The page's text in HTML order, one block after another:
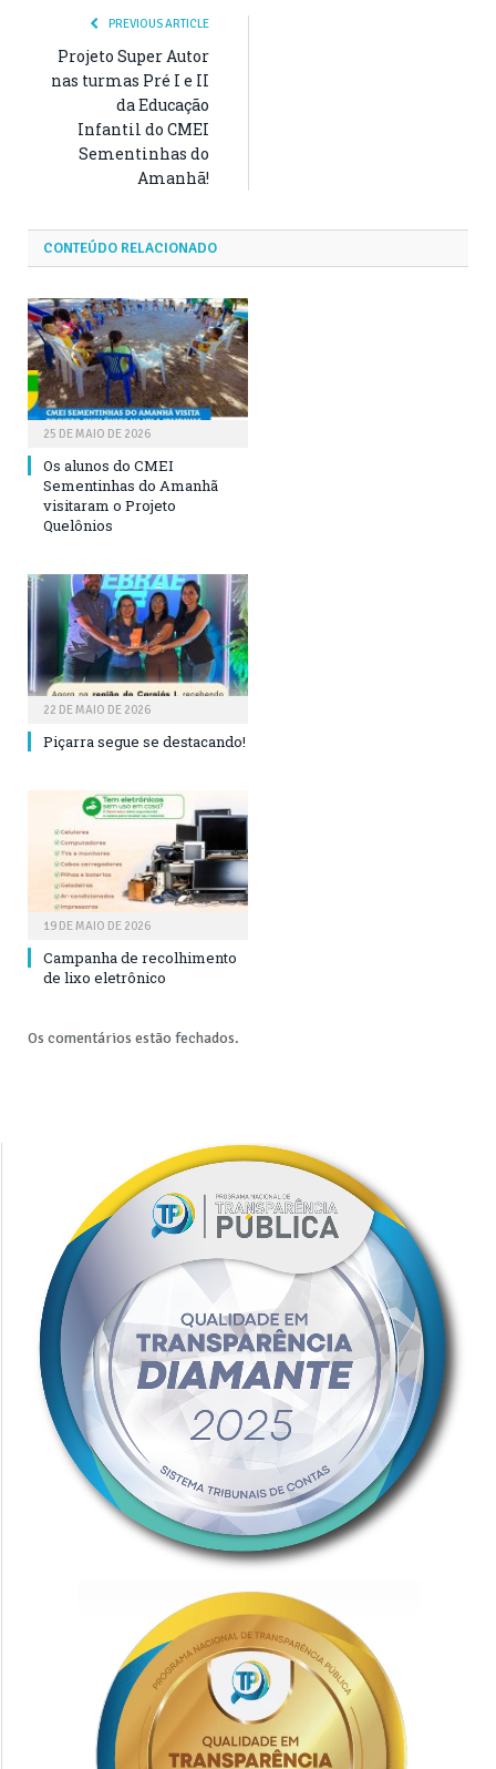
PREVIOUS ARTICLE
Projeto Super Autor
nas turmas Pré I e II
da Educação
Infantil do CMEI
Sementinhas do
Amanhã!
CONTEÚDO RELACIONADO
25 DE MAIO DE 2026
Os alunos do CMEI
Sementinhas do Amanhã
visitaram o Projeto
Quelônios
22 DE MAIO DE 2026
Piçarra segue se destacando!
19 DE MAIO DE 2026
Campanha de recolhimento
de lixo eletrônico
Os comentários estão fechados.